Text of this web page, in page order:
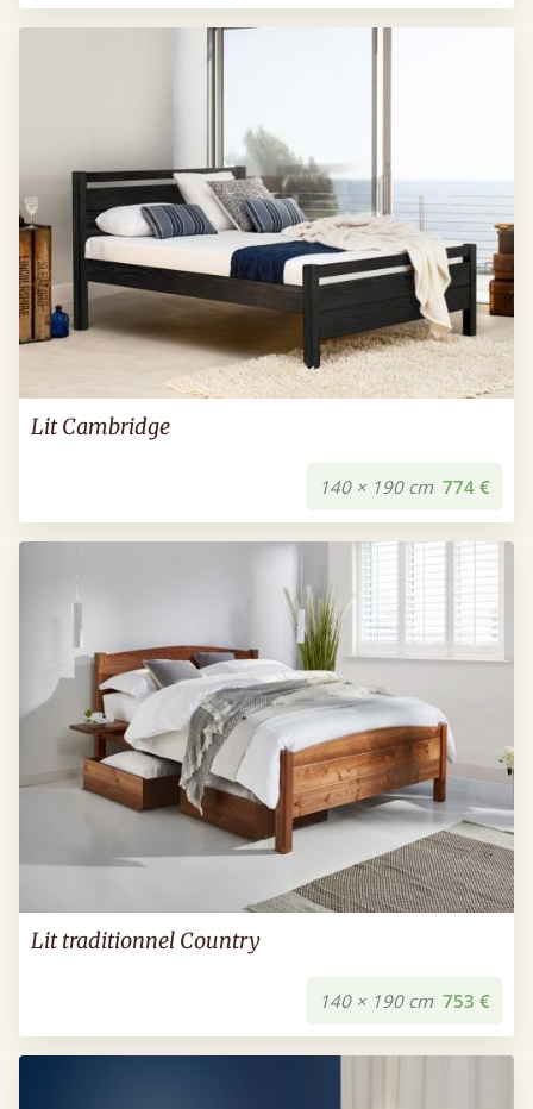
Lit Cambridge
140 × 190 cm 774 €
Lit traditionnel Country
140 × 190 cm 753 €